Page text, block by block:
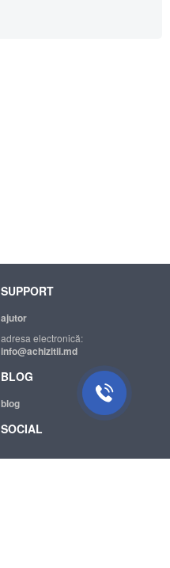
SUPPORT
ajutor
adresa electronică:
info@achizitii.md
BLOG
blog
SOCIAL